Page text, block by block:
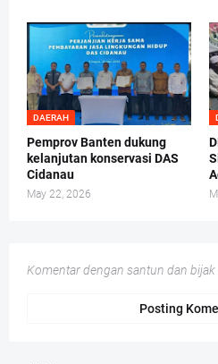
DAERAH
Pemprov Banten dukung
kelanjutan konservasi DAS
Cidanau
May 22, 2026
Komentar dengan santun dan bijak
Posting